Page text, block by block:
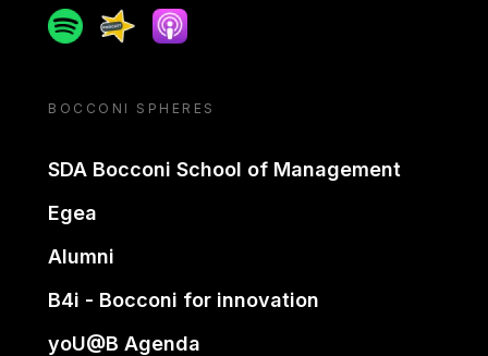
SpotifySpreakerApple podcast
BOCCONI SPHERES
SDA Bocconi School of Management
Egea
Alumni
B4i - Bocconi for innovation
yoU@B Agenda